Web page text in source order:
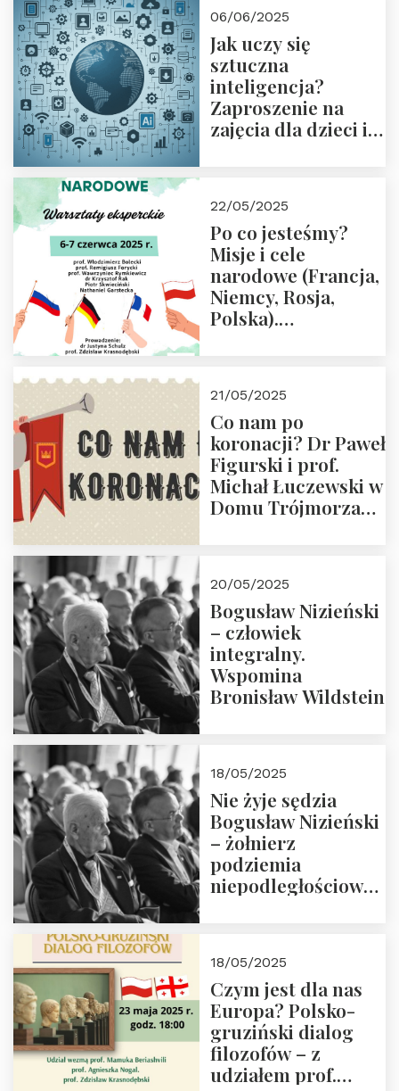
06/06/2025
Jak uczy się
sztuczna
inteligencja?
Zaproszenie na
zajęcia dla dzieci i
22/05/2025
Po co jesteśmy?
Misje i cele
narodowe (Francja,
Niemcy, Rosja,
Polska).
Zapraszamy do
zapisów.
21/05/2025
Co nam po
koronacji? Dr Paweł
Figurski i prof.
Michał Łuczewski w
Domu Trójmorza
20/05/2025
Bogusław Nizieński
– człowiek
integralny.
Wspomina
Bronisław Wildstein
18/05/2025
Nie żyje sędzia
Bogusław Nizieński
– żołnierz
podziemia
niepodległościowego
społeczny, członek
Kapituły Nagrody
im. Prezydenta
Lecha
Kaczyńskiego.
Wielki autorytet.
18/05/2025
Czym jest dla nas
Europa? Polsko-
gruziński dialog
filozofów – z
udziałem prof.